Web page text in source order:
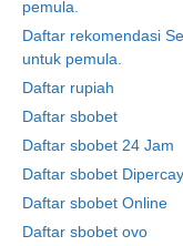
pemula.
Daftar rekomendasi
untuk pemula.
Daftar rupiah
Daftar sbobet
Daftar sbobet 24 Jam
Daftar sbobet
Daftar sbobet Online
Daftar sbobet ovo